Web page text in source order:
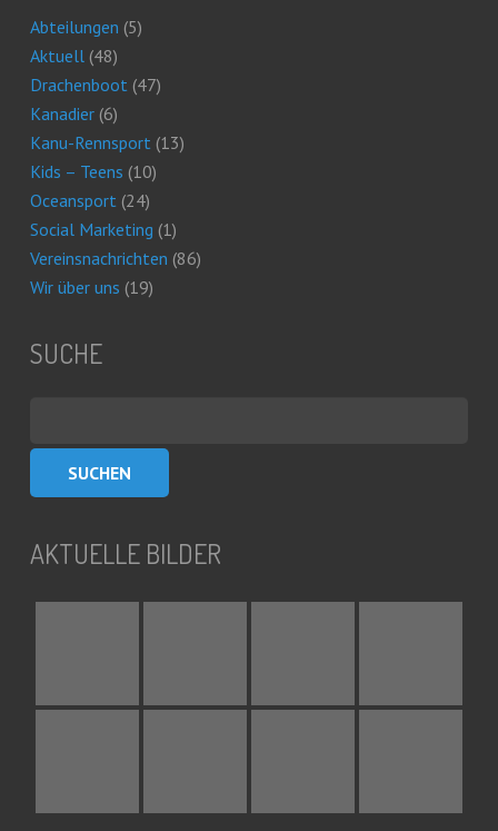
Abteilungen (5)
Aktuell(48)
Drachenboot(47)
Kanadier(6)
Kanu-Rennsport(13)
Kids – Teens (10)
Oceansport(24)
Social Marketing (1)
Vereinsnachrichten (86)
Wir über uns (19)
SUCHE
AKTUELLE BILDER